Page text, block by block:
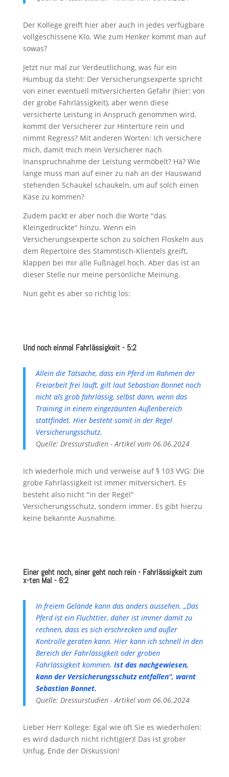
Der Kollege greift hier aber auch in jedes verfügbare
vollgeschissene Klo. Wie zum Henker kommt man auf
sowas?
Jetzt nur mal zur Verdeutlichung, was für ein
Humbug da steht: Der Versicherungsexperte spricht
von einer eventuell mitversicherten Gefahr (hier: von
der grobe Fahrlässigkeit), aber wenn diese
versicherte Leistung in Anspruch genommen wird,
kommt der Versicherer zur Hintertüre rein und
nimmt Regress? Mit anderen Worten: Ich versichere
mich, damit mich mein Versicherer nach
Inanspruchnahme der Leistung vermöbelt? Hä? Wie
lange muss man auf einer zu nah an der Hauswand
stehenden Schaukel schaukeln, um auf solch einen
Käse zu kommen?
Zudem packt er aber noch die Worte "das
Kleingedruckte" hinzu. Wenn ein
Versicherungsexperte schon zu solchen Floskeln aus
dem Repertoire des Stammtisch-Klientels greift,
klappen bei mir alle Fußnägel hoch. Aber das ist an
dieser Stelle nur meine persönliche Meinung.
Nun geht es aber so richtig los:
Und noch einmal Fahrlässigkeit - 5:2
Allein die Tatsache, dass ein Pferd im Rahmen der
Freiarbeit frei läuft, gilt laut Sebastian Bonnet noch
nicht als grob fahrlässig, selbst dann, wenn das
Training in einem eingezäunten Außenbereich
stattfindet. Hier besteht somit in der Regel
Versicherungsschutz.
Quelle: Dressurstudien - Artikel vom 06.06.2024
Ich wiederhole mich und verweise auf § 103 VVG: Die
grobe Fahrlässigkeit ist immer mitversichert. Es
besteht also nicht "in der Regel"
Versicherungsschutz, sondern immer. Es gibt hierzu
keine bekannte Ausnahme.
Einer geht noch, einer geht noch rein - Fahrlässigkeit zum
x-ten Mal - 6:2
In freiem Gelände kann das anders aussehen. „Das
Pferd ist ein Fluchttier, daher ist immer damit zu
rechnen, dass es sich erschrecken und außer
Kontrolle geraten kann. Hier kann ich schnell in den
Bereich der Fahrlässigkeit oder groben
Fahrlässigkeit kommen. Ist das nachgewiesen,
kann der Versicherungsschutz entfallen“, warnt
Sebastian Bonnet.
Quelle: Dressurstudien - Artikel vom 06.06.2024
Lieber Herr Kollege: Egal wie oft Sie es wiederholen:
es wird dadurch nicht richtig(er)! Das ist grober
Unfug, Ende der Diskussion!